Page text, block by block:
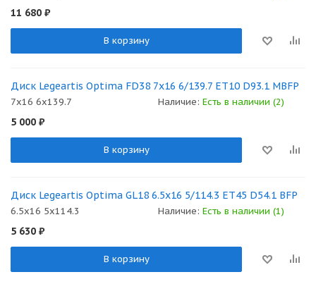
11 680 ₽
В корзину
Диск Legeartis Optima FD38 7x16 6/139.7 ET10 D93.1 MBFP
7x16 6x139.7 Наличие: Есть в наличии (2)
5 000 ₽
В корзину
Диск Legeartis Optima GL18 6.5x16 5/114.3 ET45 D54.1 BFP
6.5x16 5x114.3 Наличие: Есть в наличии (1)
5 630 ₽
В корзину